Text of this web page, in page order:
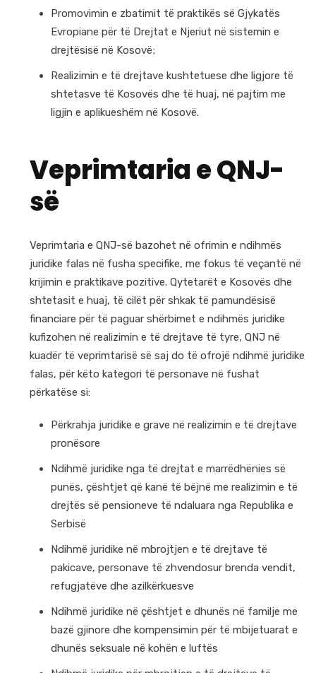
Promovimin e zbatimit të praktikës së Gjykatës
Evropiane për të Drejtat e Njeriut në sistemin e
drejtësisë në Kosovë;
Realizimin e të drejtave kushtetuese dhe ligjore të
shtetasve të Kosovës dhe të huaj, në pajtim me
ligjin e aplikueshëm në Kosovë.
Veprimtaria e QNJ-
së
Veprimtaria e QNJ-së bazohet në ofrimin e ndihmës
juridike falas në fusha specifike, me fokus të veçantë në
krijimin e praktikave pozitive. Qytetarët e Kosovës dhe
shtetasit e huaj, të cilët për shkak të pamundësisë
financiare për të paguar shërbimet e ndihmës juridike
kufizohen në realizimin e të drejtave të tyre, QNJ në
kuadër të veprimtarisë së saj do të ofrojë ndihmë juridike
falas, për këto kategori të personave në fushat
përkatëse si:
Përkrahja juridike e grave në realizimin e të drejtave
pronësore
Ndihmë juridike nga të drejtat e marrëdhënies së
punës, çështjet që kanë të bëjnë me realizimin e të
drejtës së pensioneve të ndaluara nga Republika e
Serbisë
Ndihmë juridike në mbrojtjen e të drejtave të
pakicave, personave të zhvendosur brenda vendit,
refugjatëve dhe azilkërkuesve
Ndihmë juridike në çështjet e dhunës në familje me
bazë gjinore dhe kompensimin për të mbijetuarat e
dhunës seksuale në kohën e luftës